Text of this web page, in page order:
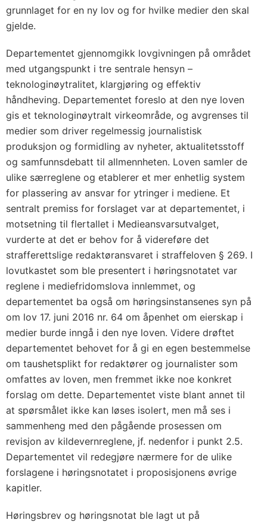
grunnlaget for en ny lov og for hvilke medier den skal
gjelde.
Departementet gjennomgikk lovgivningen på området
med utgangspunkt i tre sentrale hensyn –
teknologinøytralitet, klargjøring og effektiv
håndheving. Departementet foreslo at den nye loven
gis et teknologinøytralt virkeområde, og avgrenses til
medier som driver regelmessig journalistisk
produksjon og formidling av nyheter, aktualitetsstoff
og samfunnsdebatt til allmennheten. Loven samler de
ulike særreglene og etablerer et mer enhetlig system
for plassering av ansvar for ytringer i mediene. Et
sentralt premiss for forslaget var at departementet, i
motsetning til flertallet i Medieansvarsutvalget,
vurderte at det er behov for å videreføre det
strafferettslige redaktøransvaret i straffeloven § 269. I
lovutkastet som ble presentert i høringsnotatet var
reglene i mediefridomslova innlemmet, og
departementet ba også om høringsinstansenes syn på
om lov 17. juni 2016 nr. 64 om åpenhet om eierskap i
medier burde inngå i den nye loven. Videre drøftet
departementet behovet for å gi en egen bestemmelse
om taushetsplikt for redaktører og journalister som
omfattes av loven, men fremmet ikke noe konkret
forslag om dette. Departementet viste blant annet til
at spørsmålet ikke kan løses isolert, men må ses i
sammenheng med den pågående prosessen om
revisjon av kildevernreglene, jf. nedenfor i punkt 2.5.
Departementet vil redegjøre nærmere for de ulike
forslagene i høringsnotatet i proposisjonens øvrige
kapitler.
Høringsbrev og høringsnotat ble lagt ut på